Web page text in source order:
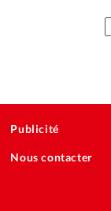
Publicité
Nous contacter